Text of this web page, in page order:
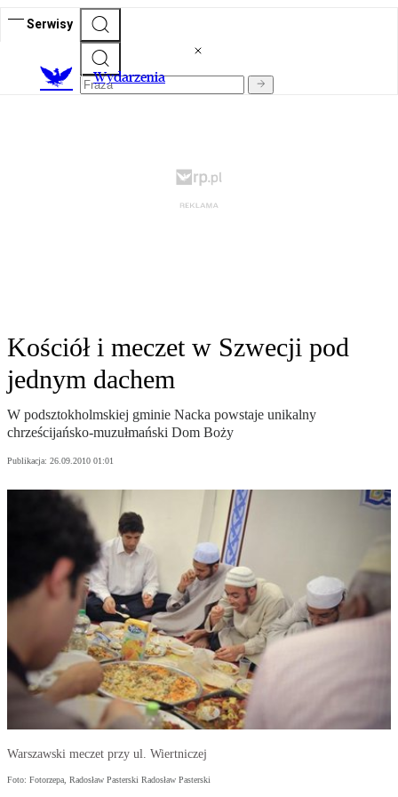
Serwisy
Wydarzenia
Kościół i meczet w Szwecji pod
jednym dachem
W podsztokholmskiej gminie Nacka powstaje unikalny
chrześcijańsko-muzułmański Dom Boży
Publikacja: 26.09.2010 01:01
Warszawski meczet przy ul. Wiertniczej
Foto: Fotorzepa, Radosław Pasterski Radosław Pasterski